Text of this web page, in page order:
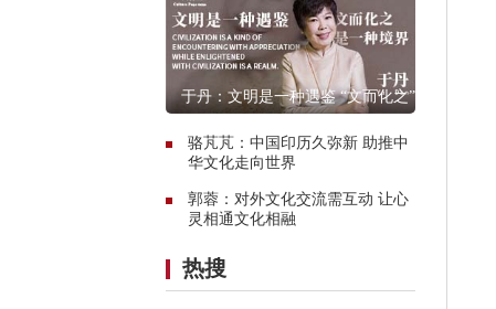
于丹：文明是一种遇鉴 “文而化之”是
骆芃芃：中国印历久弥新 助推中
华文化走向世界
郭蓉：对外文化交流需互动 让心
灵相通文化相融
热搜